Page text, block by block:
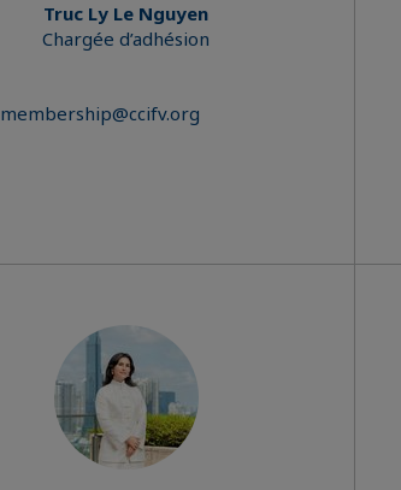
Truc Ly Le Nguyen
Chargée d’adhésion
membership@ccifv.org